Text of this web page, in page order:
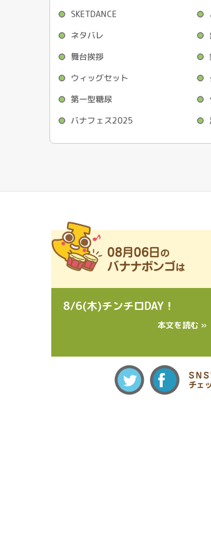
SKETDANCE
ネタバレ
舞台挨拶
ウィッグセット
第一型糖尿
バナフェス2025
08月06日 の
バナナボンゴは
8/6(木)チンチロDAY！
本文を読む »
SNS
チェ